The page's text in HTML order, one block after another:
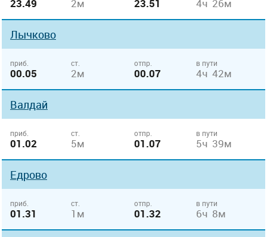
23.49 2м 23.51 4ч 26м
Лычково
приб.
00.05
ст.
2м
отпр.
00.07
в пути
4ч 42м
Валдай
приб.
01.02
ст.
5м
отпр.
01.07
в пути
5ч 39м
Едрово
приб.
01.31
ст.
1м
отпр.
01.32
в пути
6ч 8м